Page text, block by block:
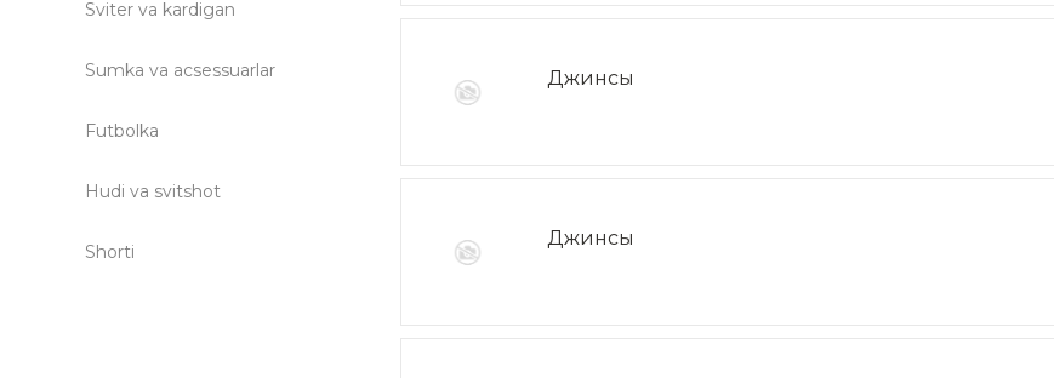
Sviter va kardigan
Sumka va acsessuarlar
Futbolka
Hudi va svitshot
Shorti
Джинсы
Джинсы